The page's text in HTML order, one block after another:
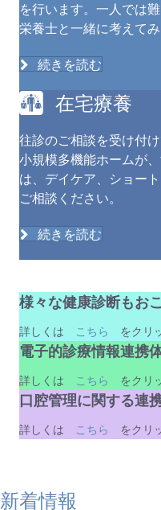
を行います。一人では
栄養士と一緒に考えてみ
続きを読む
在宅療養
往診のご相談を受け付け
小規模多機能ホームが
は、デイケア、ショー
ご相談ください。
続きを読む
様々な健康診断もお
詳しくは こちら をクリ
電子的診療情報連携
詳しくは こちら をクリ
口腔管理に関する連
詳しくは こちら をクリ
新着情報